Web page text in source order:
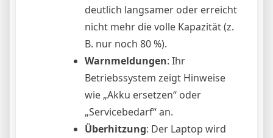
deutlich langsamer oder erreicht
nicht mehr die volle Kapazität (z.
B. nur noch 80 %).
Warnmeldungen: Ihr
Betriebssystem zeigt Hinweise
wie „Akku ersetzen“ oder
„Servicebedarf“ an.
Überhitzung: Der Laptop wird